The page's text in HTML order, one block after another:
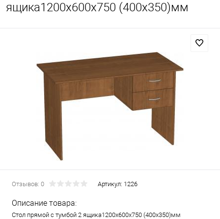
ящика1200х600х750 (400х350)мм
Отзывов: 0 Артикул: 1226
Описание товара:
Стол прямой с тумбой 2 ящика1200х600х750 (400х350)мм